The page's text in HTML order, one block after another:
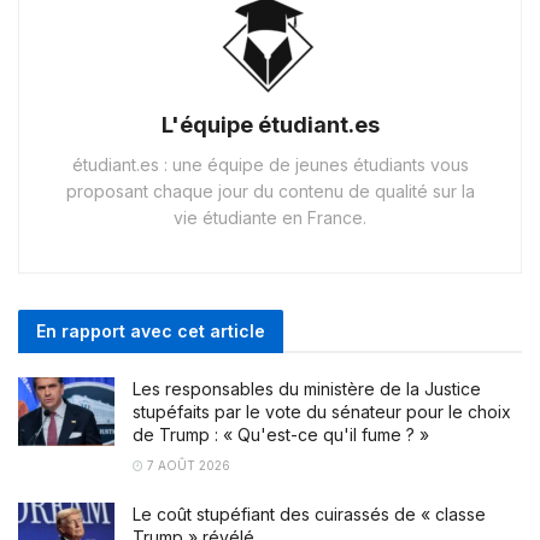
L'équipe étudiant.es
étudiant.es : une équipe de jeunes étudiants vous
proposant chaque jour du contenu de qualité sur la
vie étudiante en France.
En rapport avec cet article
Les responsables du ministère de la Justice
stupéfaits par le vote du sénateur pour le choix
de Trump : « Qu'est-ce qu'il fume ? »
7 AOÛT 2026
Le coût stupéfiant des cuirassés de « classe